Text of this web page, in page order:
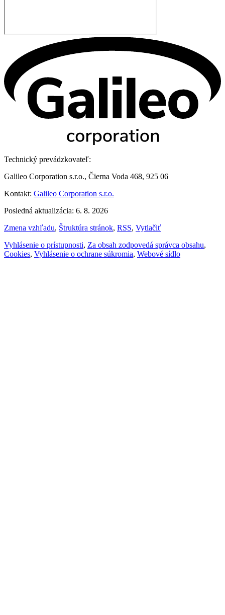
Technický prevádzkovateľ:
Galileo Corporation s.r.o., Čierna Voda 468, 925 06
Kontakt: Galileo Corporation s.r.o.
Posledná aktualizácia: 6. 8. 2026
Zmena vzhľadu, Štruktúra stránok, RSS, Vytlačiť
Vyhlásenie o prístupnosti, Za obsah zodpovedá správca obsahu,
Cookies, Vyhlásenie o ochrane súkromia, Webové sídlo